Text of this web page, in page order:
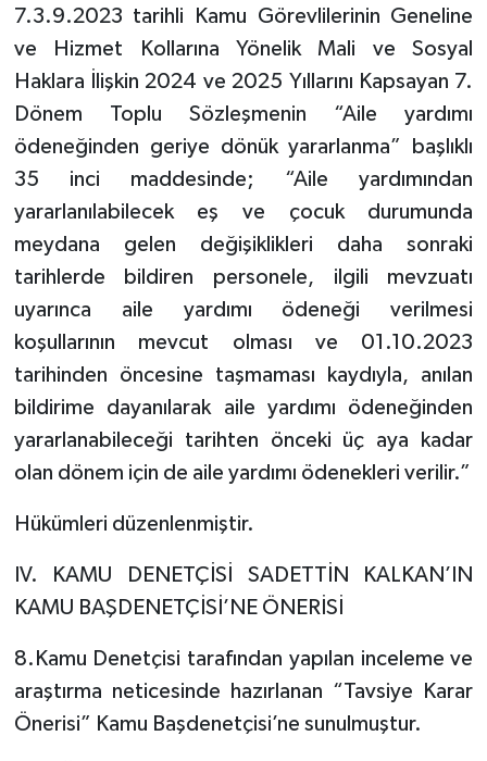
7.3.9.2023 tarihli Kamu Görevlilerinin Geneline
ve Hizmet Kollarına Yönelik Mali ve Sosyal
Haklara İlişkin 2024 ve 2025 Yıllarını Kapsayan 7.
Dönem Toplu Sözleşmenin “Aile yardımı
ödeneğinden geriye dönük yararlanma” başlıklı
35 inci maddesinde; “Aile yardımından
yararlanılabilecek eş ve çocuk durumunda
meydana gelen değişiklikleri daha sonraki
tarihlerde bildiren personele, ilgili mevzuatı
uyarınca aile yardımı ödeneği verilmesi
koşullarının mevcut olması ve 01.10.2023
tarihinden öncesine taşmaması kaydıyla, anılan
bildirime dayanılarak aile yardımı ödeneğinden
yararlanabileceği tarihten önceki üç aya kadar
olan dönem için de aile yardımı ödenekleri verilir.”
Hükümleri düzenlenmiştir.
IV. KAMU DENETÇİSİ SADETTİN KALKAN’IN
KAMU BAŞDENETÇİSİ’NE ÖNERİSİ
8.Kamu Denetçisi tarafından yapılan inceleme ve
araştırma neticesinde hazırlanan “Tavsiye Karar
Önerisi” Kamu Başdenetçisi’ne sunulmuştur.